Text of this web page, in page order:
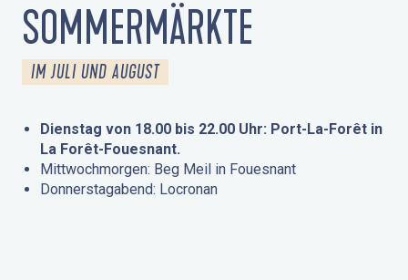
SOMMERMÄRKTE
IM JULI UND AUGUST
Dienstag von 18.00 bis 22.00 Uhr: Port-La-Forêt in
La Forêt-Fouesnant.
Mittwochmorgen: Beg Meil in Fouesnant
Donnerstagabend: Locronan